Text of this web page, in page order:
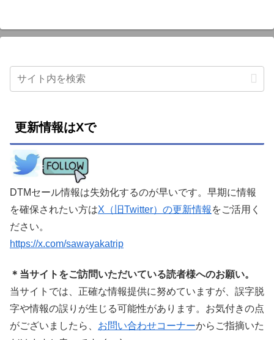
更新情報はXで
DTMセール情報は失効化するのが早いです。早期に情報
を確保されたい方はX（旧Twitter）の更新情報 をご活用く
ださい。
https://x.com/sawayakatrip
＊当サイトをご訪問いただいている読者様へのお願い。
当サイトでは、正確な情報提供に努めていますが、誤字脱
字や情報の誤りが生じる可能性があります。お気付きの点
がございましたら、 お問い合わせコーナーからご指摘いた